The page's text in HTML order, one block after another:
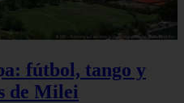
fútbol, tango y
de Milei